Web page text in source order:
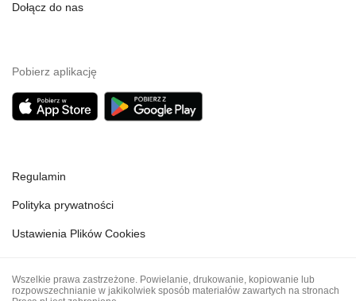
Dołącz do nas
Pobierz aplikację
Regulamin
Polityka prywatności
Ustawienia Plików Cookies
Wszelkie prawa zastrzeżone. Powielanie, drukowanie, kopiowanie lub
rozpowszechnianie w jakikolwiek sposób materiałów zawartych na stronach